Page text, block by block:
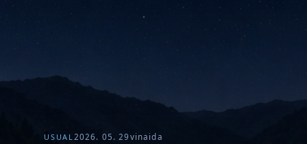
USUAL 2026. 05. 29 vinaida